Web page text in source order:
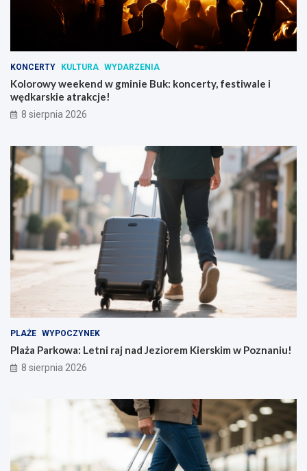
KONCERTY KULTURA WYDARZENIA
Kolorowy weekend w gminie Buk: koncerty, festiwale i
wędkarskie atrakcje!
8 sierpnia 2026
PLAŻE WYPOCZYNEK
Plaża Parkowa: Letni raj nad Jeziorem Kierskim w Poznaniu!
8 sierpnia 2026